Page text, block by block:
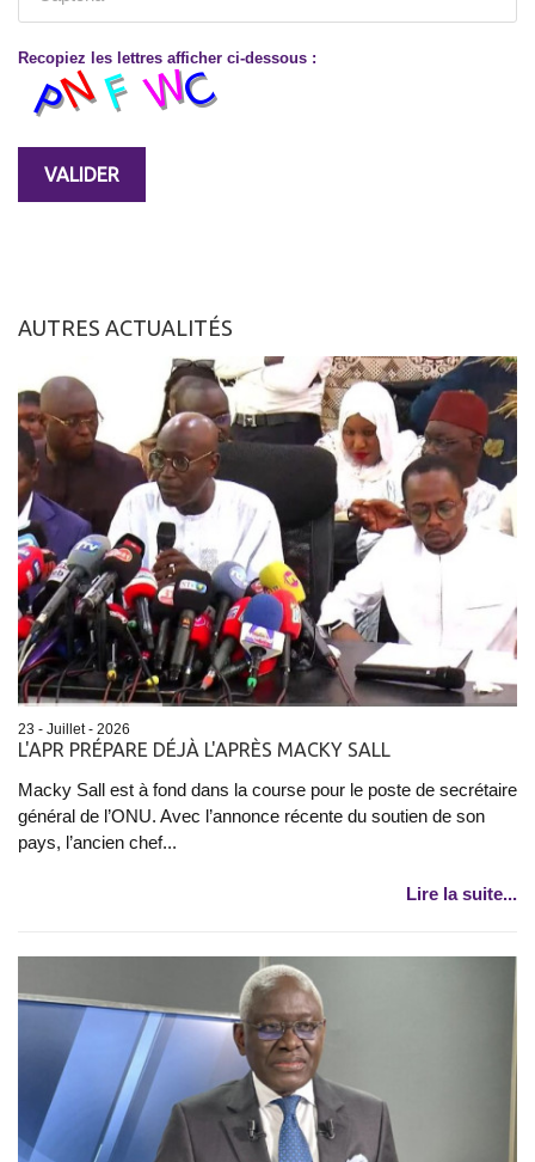
Recopiez les lettres afficher ci-dessous :
AUTRES ACTUALITÉS
23 - Juillet - 2026
L'APR PRÉPARE DÉJÀ L'APRÈS MACKY SALL
Macky Sall est à fond dans la course pour le poste de secrétaire
général de l’ONU. Avec l’annonce récente du soutien de son
pays, l’ancien chef...
Lire la suite...